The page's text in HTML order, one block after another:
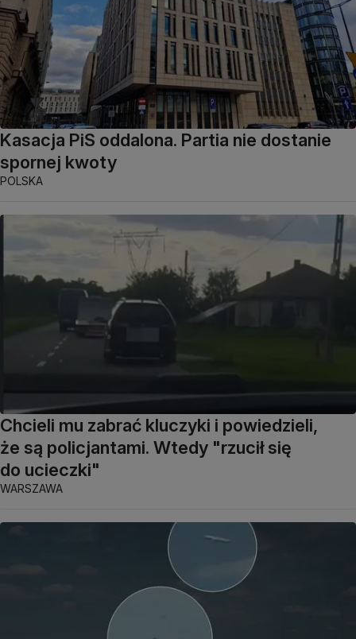
Kasacja PiS oddalona. Partia nie dostanie
spornej kwoty
POLSKA
Chcieli mu zabrać kluczyki i powiedzieli,
że są policjantami. Wtedy "rzucił się
do ucieczki"
WARSZAWA